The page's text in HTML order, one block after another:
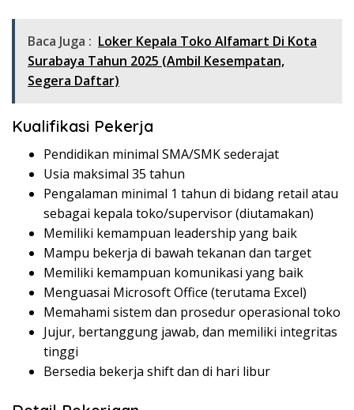
Baca Juga : Loker Kepala Toko Alfamart Di Kota
Surabaya Tahun 2025 (Ambil Kesempatan,
Segera Daftar)
Kualifikasi Pekerja
Pendidikan minimal SMA/SMK sederajat
Usia maksimal 35 tahun
Pengalaman minimal 1 tahun di bidang retail atau
sebagai kepala toko/supervisor (diutamakan)
Memiliki kemampuan leadership yang baik
Mampu bekerja di bawah tekanan dan target
Memiliki kemampuan komunikasi yang baik
Menguasai Microsoft Office (terutama Excel)
Memahami sistem dan prosedur operasional toko
Jujur, bertanggung jawab, dan memiliki integritas
tinggi
Bersedia bekerja shift dan di hari libur